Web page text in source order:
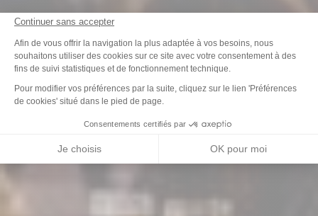
Continuer sans accepter
Plateforme de Gestion du
Afin de vous offrir la navigation la plus adaptée à vos besoins, nous
souhaitons utiliser des cookies sur ce site avec votre consentement à des
fins de suivi statistiques et de fonctionnement technique.
Pour modifier vos préférences par la suite, cliquez sur le lien 'Préférences
de cookies' situé dans le pied de page.
Consentements certifiés par
Je choisis OK pour moi
Axeptio consent